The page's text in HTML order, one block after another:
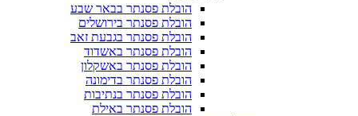
הובלת פסנתר בבאר שבע
הובלת פסנתר בירושלים
הובלת פסנתר בגבעת זאב
הובלת פסנתר באשדוד
הובלת פסנתר באשקלון
הובלת פסנתר בדימונה
הובלת פסנתר בנתיבות
הובלת פסנתר באילת